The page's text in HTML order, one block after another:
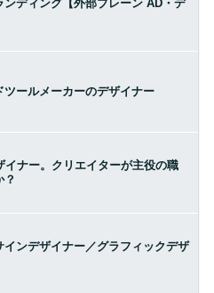
ンディング【外部ブレーン AD・デ
ツールメーカーのデザイナー
イナー。クリエイターが主役の職
？
インデザイナー／グラフィックデザ